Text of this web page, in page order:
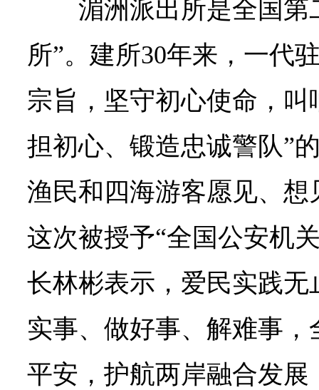
湄洲派出所是全国第
所”。建所30年来，一代
宗旨，坚守初心使命，叫
担初心、锻造忠诚警队”
渔民和四海游客愿见、
这次被授予“全国公安机
长林彬表示，爱民实践
实事、做好事、解难事
平安，护航两岸融合发